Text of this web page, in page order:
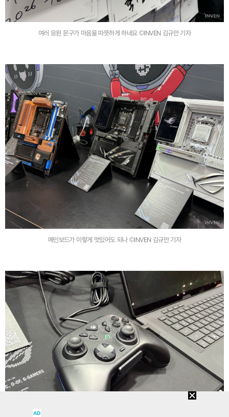
여러 응원 문구가 마음을 따뜻하게 하네요 ©INVEN 김규만 기자
메인보드가 이렇게 멋있어도 되나 ©INVEN 김규만 기자
AD